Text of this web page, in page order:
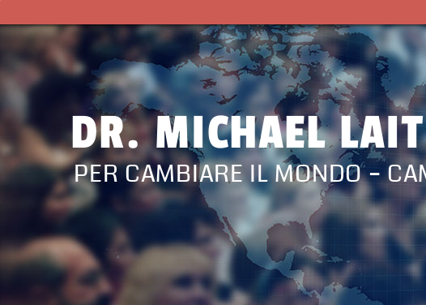
DR. MICHAEL
PER CAMBIARE IL MONDO –